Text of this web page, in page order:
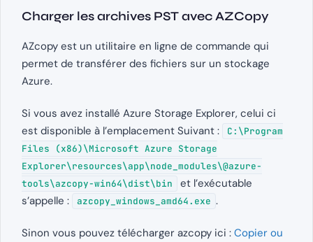
Charger les archives PST avec AZCopy
AZcopy est un utilitaire en ligne de commande qui
permet de transférer des fichiers sur un stockage
Azure.
Si vous avez installé Azure Storage Explorer, celui ci
est disponible à l’emplacement Suivant :
C:\Program
Files (x86)\Microsoft Azure Storage
Explorer\resources\app\node_modules\@azure-
tools\azcopy-win64\dist\bin
et l’exécutable
s’appelle :
azcopy_windows_amd64.exe .
Sinon vous pouvez télécharger azcopy ici : Copier ou